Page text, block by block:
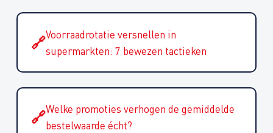
🔗Voorraadrotatie versnellen in
supermarkten: 7 bewezen tactieken
🔗Welke promoties verhogen de gemiddelde
bestelwaarde écht?